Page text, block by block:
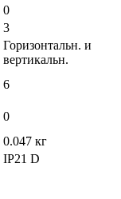
0
3
Горизонтальн. и
вертикальн.
6
0
0.047 кг
IP21 D